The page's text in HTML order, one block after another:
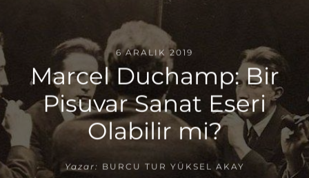
6 ARALIK 2019
Marcel Duchamp: Bir
Pisuvar Sanat Eseri
Olabilir mi?
Yazar: BURCU TUR YÜKSEL AKAY